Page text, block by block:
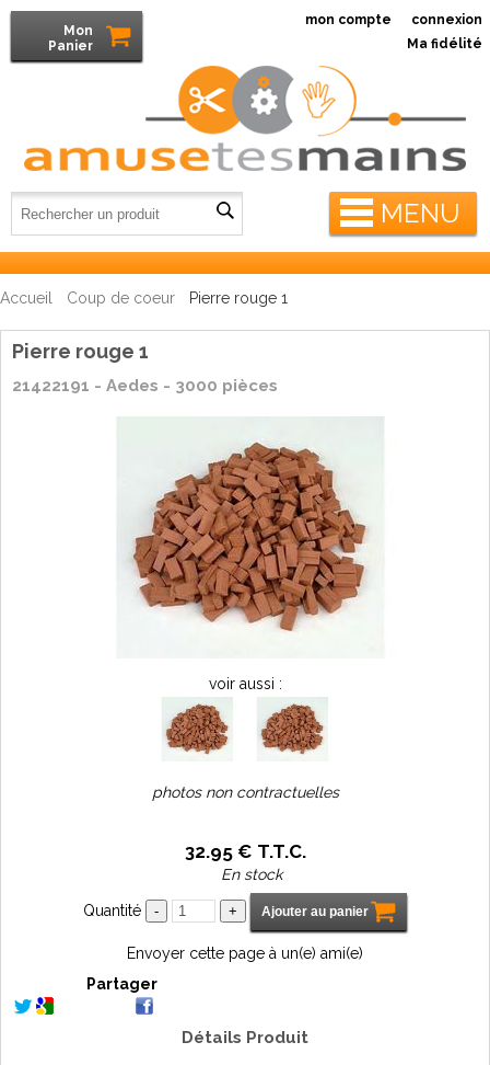
MENU
mon compte connexion
Mon
Panier
Ma fidélité
Accueil Coup de coeur Pierre rouge 1
Pierre rouge 1
21422191 - Aedes - 3000 pièces
voir aussi :
photos non contractuelles
32.95€ T.T.C.
En stock
Quantité
Envoyer cette page à un(e) ami(e)
Partager
Détails Produit